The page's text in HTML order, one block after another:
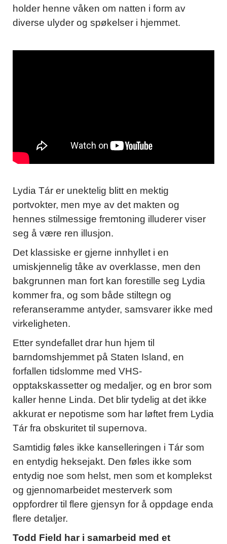
holder henne våken om natten i form av
diverse ulyder og spøkelser i hjemmet.
Lydia Tár er unektelig blitt en mektig
portvokter, men mye av det makten og
hennes stilmessige fremtoning illuderer viser
seg å være ren illusjon.
Det klassiske er gjerne innhyllet i en
umiskjennelig tåke av overklasse, men den
bakgrunnen man fort kan forestille seg Lydia
kommer fra, og som både stiltegn og
referanseramme antyder, samsvarer ikke med
virkeligheten.
Etter syndefallet drar hun hjem til
barndomshjemmet på Staten Island, en
forfallen tidslomme med VHS-
opptakskassetter og medaljer, og en bror som
kaller henne Linda. Det blir tydelig at det ikke
akkurat er nepotisme som har løftet frem Lydia
Tár fra obskuritet til supernova.
Samtidig føles ikke kanselleringen i Tár som
en entydig heksejakt. Den føles ikke som
entydig noe som helst, men som et komplekst
og gjennomarbeidet mesterverk som
oppfordrer til flere gjensyn for å oppdage enda
flere detaljer.
Todd Field har i samarbeid med et